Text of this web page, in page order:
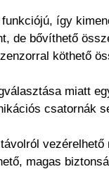
így
de bővíthető
köthető
miatt
csatornák
magas